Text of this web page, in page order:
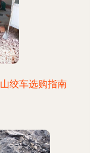
绞车选购指南